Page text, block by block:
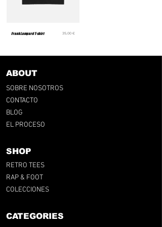
Frank Lampard T-shirt Precio
35,00 €
ABOUT
SOBRE NOSOTROS
CONTACTO
BLOG
EL PROCESO
SHOP
RETRO TEES
RAP & FOOT
COLECCIONES
CATEGORIES